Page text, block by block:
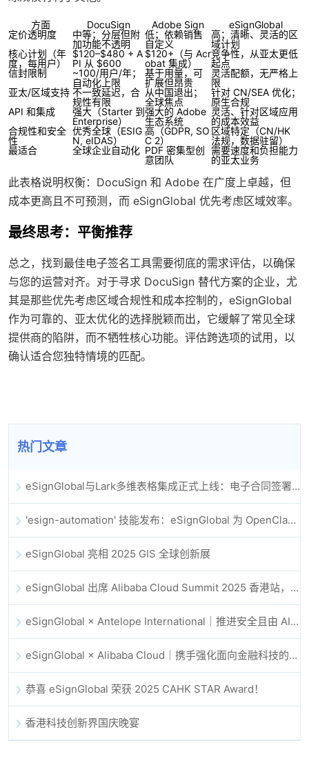
方面 DocuSign Adobe Sign
eSignGlobal
定价透明度
中等；分层但附
加功能不透明
低；依赖销售
自定义
高；清晰、灵活的区
域计划
核心计划（年
度，每用户）
$120–$480 + A
PI 从 $600
$120+（与 Acr
obat 集成）
竞争性，从亚太更低
起点
信封限制
~100/用户/年；
自动化上限
基于用量，可
扩展但昂贵
灵活配额，无严格上
限
亚太/区域支持 不一致延迟，合
规性有限
从中国退出；
全球焦点
针对 CN/SEA 优化；
原生合规
API 和集成
强大（Starter 到
Enterprise）
强大的 Adobe
生态系统
灵活、针对区域应用
的成本效益
合规性和安全
性
优秀全球（ESIG
N, eIDAS）
高（GDPR, SO
C 2）
区域特定（CN/HK
法规，数据驻留）
最适合
全球企业自动化 PDF 密集型创
意团队
需要速度和负担能力
的亚太业务
此表格说明权衡：DocuSign 和 Adobe 在广度上卓越，但
成本更高且不可预测，而 eSignGlobal 优先考虑区域效率。
最终思考：平衡推荐
总之，找到最佳电子签名工具需要彻底的需求评估，以确保
与您的运营对齐。对于寻求 DocuSign 替代方案的企业，尤
其是那些优先考虑区域合规性和成本控制的，eSignGlobal
作为可靠的、亚太优化的选择脱颖而出，它缓解了常见全球
提供商的陷阱，而不牺牲核心功能。评估跨选项的试用，以
确认适合您独特情境的匹配。
热门文章
eSignGlobal与Lark多维表格集成正式上线：电子合同签署归档全程自动化
'esign-automation' 技能发布：eSignGlobal 为 OpenClaw 提供自动化电子签名能力
eSignGlobal 亮相 2025 GIS 全球创新展
eSignGlobal 出席 Alibaba Cloud Summit 2025 香港站，共同探讨 AI 驱动的云创新与数字信任未来
eSignGlobal × Antelope International｜推进安全且由 AI 驱动的数字化工作流
eSignGlobal × Alibaba Cloud｜携手强化面向金融科技的全球数字信任
恭喜 eSignGlobal 荣获 2025 CAHK STAR Award！
香港科技创新界国庆晚宴